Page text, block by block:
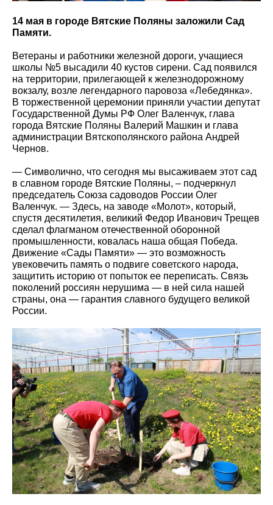
14 мая в городе Вятские Поляны заложили Сад
Памяти.
Ветераны и работники железной дороги, учащиеся
школы №5 высадили 40 кустов сирени. Сад появился
на территории, прилегающей к железнодорожному
вокзалу, возле легендарного паровоза «Лебедянка».
В торжественной церемонии приняли участии депутат
Государственной Думы РФ Олег Валенчук, глава
города Вятские Поляны Валерий Машкин и глава
администрации Вятскополянского района Андрей
Чернов.
— Символично, что сегодня мы высаживаем этот сад
в славном городе Вятские Поляны, – подчеркнул
председатель Союза садоводов России Олег
Валенчук. — Здесь, на заводе «Молот», который,
спустя десятилетия, великий Федор Иванович Трещев
сделал флагманом отечественной оборонной
промышленности, ковалась наша общая Победа.
Движение «Сады Памяти» — это возможность
увековечить память о подвиге советского народа,
защитить историю от попыток ее переписать. Связь
поколений россиян нерушима — в ней сила нашей
страны, она — гарантия славного будущего великой
России.